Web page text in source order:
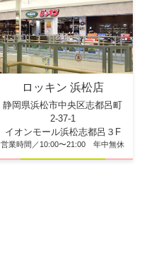
ロッキン 浜松店
静岡県浜松市中央区志都呂町
2-37-1
イオンモール浜松志都呂３F
営業時間／10:00〜21:00 年中無休